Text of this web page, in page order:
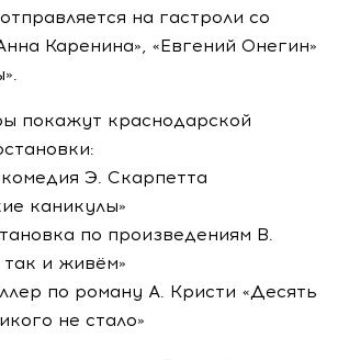
на гастроли со
Каренина», «Евгений Онегин»
покажут краснодарской
Э. Скарпетта
каникулы»
по произведениям В.
и живём»
по роману А. Кристи «Десять
не стало»